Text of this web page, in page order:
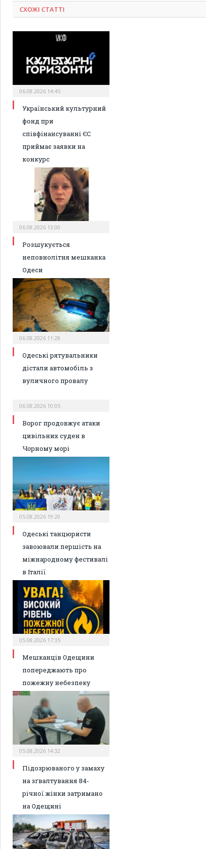
СХОЖІ СТАТТІ
06.08.2026 14:45
Український культурний
фонд при
співфінансуванні ЄС
приймає заявки на
конкурс
06.08.2026 13:00
Розшукується
неповнолітня мешканка
Одеси
06.08.2026 11:28
Одеські рятувальники
дістали автомобіль з
вуличного провалу
06.08.2026 10:05
Ворог продовжує атаки
цивільних суден в
Чорному морі
05.08.2026 19:20
Одеські танцюристи
завоювали першість на
міжнародному фестивалі
в Італії
05.08.2026 17:35
Мешканців Одещини
попереджають про
пожежну небезпеку
05.08.2026 14:32
Підозрюваного у замаху
на зґвалтування 84-
річної жінки затримано
на Одещині